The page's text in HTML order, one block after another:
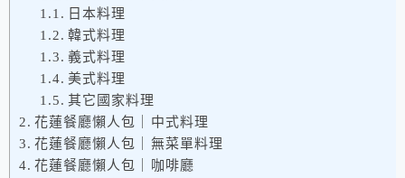
日本料理
韓式料理
義式料理
美式料理
其它國家料理
花蓮餐廳懶人包｜中式料理
花蓮餐廳懶人包｜無菜單料理
花蓮餐廳懶人包｜咖啡廳